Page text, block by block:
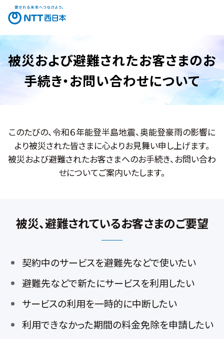
被災および避難されたお客さまのお
手続き・お問い合わせについて
このたびの、令和６年能登半島地震、奥能登豪雨の影響に
より被災された皆さまに心よりお見舞い申し上げます。
被災および避難されたお客さまへのお手続き、お問い合わ
せについてご案内いたします。
被災、避難されているお客さまのご要望
契約中のサービスを避難先などで使いたい
避難先などで新たにサービスを利用したい
サービスの利用を一時的に中断したい
利用できなかった期間の料金免除を申請したい